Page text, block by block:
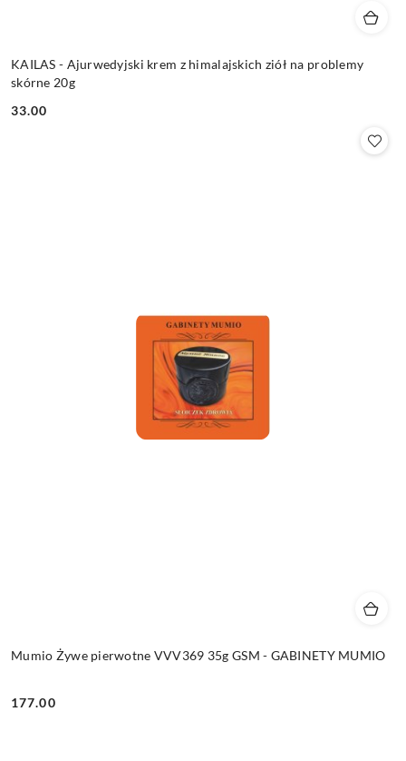
KAILAS - Ajurwedyjski krem z himalajskich ziół na problemy
skórne 20g
Cena:
33.00
Mumio Żywe pierwotne VVV369 35g GSM - GABINETY MUMIO
Cena:
177.00